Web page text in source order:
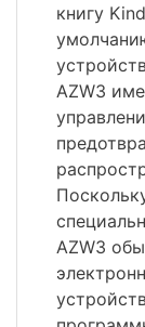
книгу
AZW3
AZW3